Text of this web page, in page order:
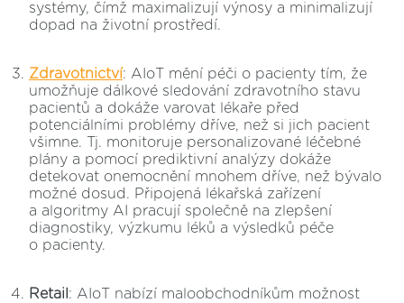
systémy, čímž maximalizují výnosy a minimalizují
dopad na životní prostředí​​.
Zdravotnictví: AIoT mění péči o pacienty tím, že
umožňuje dálkové sledování zdravotního stavu
pacientů a dokáže varovat lékaře před
potenciálními problémy dříve, než si jich pacient
všimne. Tj. monitoruje personalizované léčebné
plány a pomocí prediktivní analýzy dokáže
detekovat onemocnění mnohem dříve, než bývalo
možné dosud. Připojená lékařská zařízení
a algoritmy AI pracují společně na zlepšení
diagnostiky, výzkumu léků a výsledků péče
o pacienty​​.
Retail: AIoT nabízí maloobchodníkům možnost